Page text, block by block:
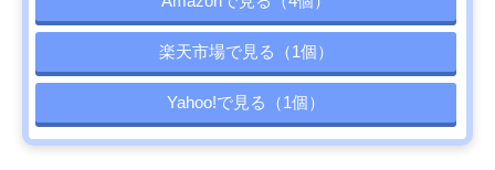
楽天市場で見る（1個）
Yahoo!で見る（1個）